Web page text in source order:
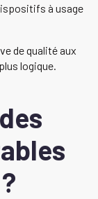
à usage
de qualité aux
logique.